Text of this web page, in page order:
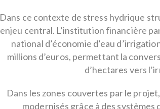
Dans ce contexte de stress hydrique
enjeu central. L’institution financière
national d’économie d’eau
millions d’euros, permettant la
d’hectares vers
Dans les zones couvertes par le
modernisés grâce à des